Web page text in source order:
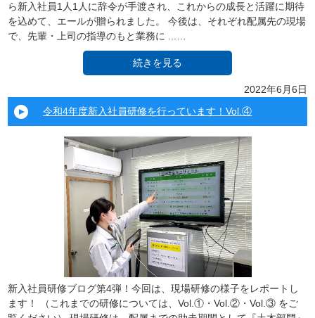
ら新入社員1人1人に辞令が手渡され、これからの成長と活躍に期待
を込めて、エールが贈られました。 今後は、それぞれ配属先の現場
で、先輩・上司の指導のもと業務に ...…
続きを見る
2022年6月6日
令和4年度新入社員研修を行っています！Vol.④
新入社員研修ブログ第4弾！今回は、現場研修の様子をレポートし
ます！ （これまでの研修については、Vol.①・Vol.②・Vol.③ をご